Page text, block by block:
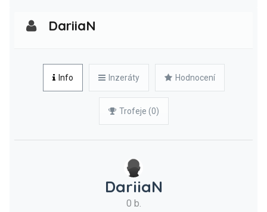
DariiaN
Info Inzeráty Hodnocení
Trofeje (0)
DariiaN
0 b.